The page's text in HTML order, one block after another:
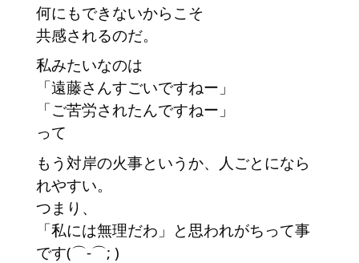
何にもできないからこそ
共感されるのだ。
私みたいなのは
「遠藤さんすごいですねー」
「ご苦労されたんですねー」
って
もう対岸の火事というか、人ごとになら
れやすい。
つまり、
「私には無理だわ」と思われがちって事
です(⌒-⌒; )